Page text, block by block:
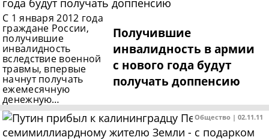
Получившие
инвалидность в армии
с нового года будут
получать доппенсию
С 1 января 2012 года
граждане России,
получившие
инвалидность
вследствие военной
травмы, впервые
начнут получать
ежемесячную
денежную…
Общество | 02.11.11